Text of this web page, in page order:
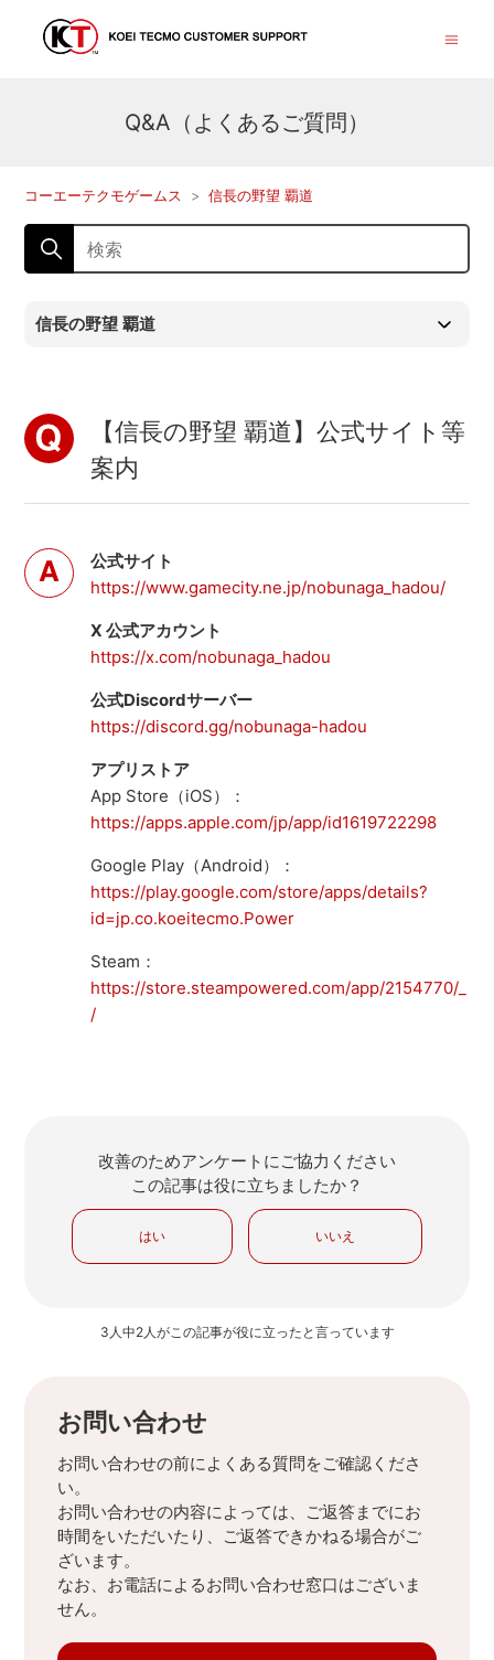
Q&A（よくあるご質問）
コーエーテクモゲームス 信長の野望 覇道
信長の野望 覇道
【信長の野望 覇道】公式サイト等
案内
公式サイト
https://www.gamecity.ne.jp/nobunaga_hadou/
X 公式アカウント
https://x.com/nobunaga_hadou
公式Discordサーバー
https://discord.gg/nobunaga-hadou
アプリストア
App Store（iOS）：
https://apps.apple.com/jp/app/id1619722298
Google Play（Android）：
https://play.google.com/store/apps/details?
id=jp.co.koeitecmo.Power
Steam：
https://store.steampowered.com/app/2154770/_
/
改善のためアンケートにご協力ください
この記事は役に立ちましたか？
はい いいえ
3人中2人がこの記事が役に立ったと言っています
お問い合わせ
お問い合わせの前によくある質問をご確認くださ
い。
お問い合わせの内容によっては、ご返答までにお
時間をいただいたり、ご返答できかねる場合がご
ざいます。
なお、お電話によるお問い合わせ窓口はございま
せん。